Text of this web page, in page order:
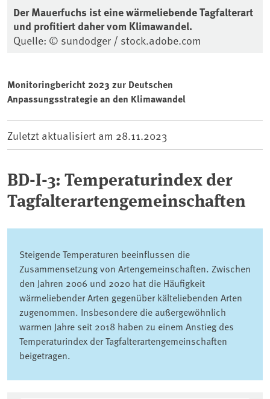
Der Mauerfuchs ist eine wärmeliebende Tagfalterart
und profitiert daher vom Klimawandel.
Quelle: © sundodger / stock.adobe.com
Monitoringbericht 2023 zur Deutschen
Anpassungsstrategie an den Klimawandel
Zuletzt aktualisiert am 28.11.2023
BD-I-3: Temperaturindex der
Tagfalterartengemeinschaften
Steigende Temperaturen beeinflussen die
Zusammensetzung von Artengemeinschaften. Zwischen
den Jahren 2006 und 2020 hat die Häufigkeit
wärmeliebender Arten gegenüber kälteliebenden Arten
zugenommen. Insbesondere die außergewöhnlich
warmen Jahre seit 2018 haben zu einem Anstieg des
Temperaturindex der Tagfalterartengemeinschaften
beigetragen.